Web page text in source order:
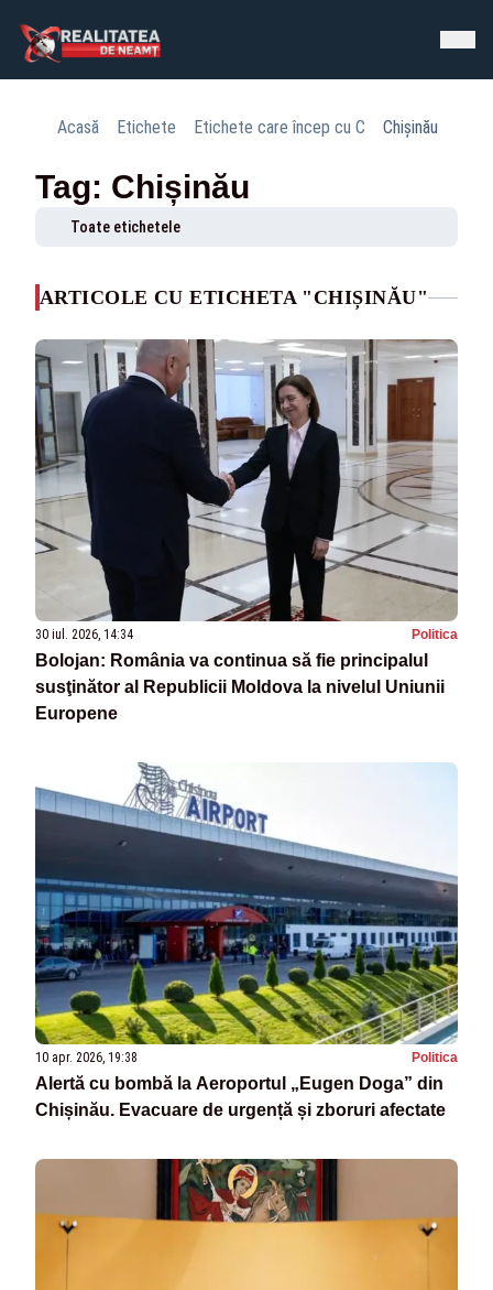
Acasă Etichete Etichete care încep cu C Chișinău
Tag: Chișinău
Toate etichetele
ARTICOLE CU ETICHETA "CHIȘINĂU"
30 iul. 2026, 14:34 Politica
Bolojan: România va continua să fie principalul
susţinător al Republicii Moldova la nivelul Uniunii
Europene
10 apr. 2026, 19:38 Politica
Alertă cu bombă la Aeroportul „Eugen Doga” din
Chișinău. Evacuare de urgență și zboruri afectate